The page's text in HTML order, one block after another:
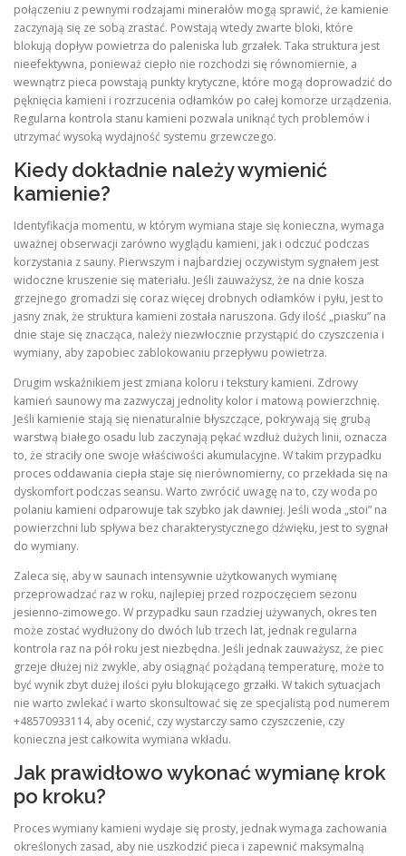
połączeniu z pewnymi rodzajami minerałów mogą sprawić, że kamienie
zaczynają się ze sobą zrastać. Powstają wtedy zwarte bloki, które
blokują dopływ powietrza do paleniska lub grzałek. Taka struktura jest
nieefektywna, ponieważ ciepło nie rozchodzi się równomiernie, a
wewnątrz pieca powstają punkty krytyczne, które mogą doprowadzić do
pęknięcia kamieni i rozrzucenia odłamków po całej komorze urządzenia.
Regularna kontrola stanu kamieni pozwala uniknąć tych problemów i
utrzymać wysoką wydajność systemu grzewczego.
Kiedy dokładnie należy wymienić
kamienie?
Identyfikacja momentu, w którym wymiana staje się konieczna, wymaga
uważnej obserwacji zarówno wyglądu kamieni, jak i odczuć podczas
korzystania z sauny. Pierwszym i najbardziej oczywistym sygnałem jest
widoczne kruszenie się materiału. Jeśli zauważysz, że na dnie kosza
grzejnego gromadzi się coraz więcej drobnych odłamków i pyłu, jest to
jasny znak, że struktura kamieni została naruszona. Gdy ilość „piasku” na
dnie staje się znacząca, należy niezwłocznie przystąpić do czyszczenia i
wymiany, aby zapobiec zablokowaniu przepływu powietrza.
Drugim wskaźnikiem jest zmiana koloru i tekstury kamieni. Zdrowy
kamień saunowy ma zazwyczaj jednolity kolor i matową powierzchnię.
Jeśli kamienie stają się nienaturalnie błyszczące, pokrywają się grubą
warstwą białego osadu lub zaczynają pękać wzdłuż dużych linii, oznacza
to, że straciły one swoje właściwości akumulacyjne. W takim przypadku
proces oddawania ciepła staje się nierównomierny, co przekłada się na
dyskomfort podczas seansu. Warto zwrócić uwagę na to, czy woda po
polaniu kamieni odparowuje tak szybko jak dawniej. Jeśli woda „stoi” na
powierzchni lub spływa bez charakterystycznego dźwięku, jest to sygnał
do wymiany.
Zaleca się, aby w saunach intensywnie użytkowanych wymianę
przeprowadzać raz w roku, najlepiej przed rozpoczęciem sezonu
jesienno-zimowego. W przypadku saun rzadziej używanych, okres ten
może zostać wydłużony do dwóch lub trzech lat, jednak regularna
kontrola raz na pół roku jest niezbędna. Jeśli jednak zauważysz, że piec
grzeje dłużej niż zwykle, aby osiągnąć pożądaną temperaturę, może to
być wynik zbyt dużej ilości pyłu blokującego grzałki. W takich sytuacjach
nie warto zwlekać i warto skonsultować się ze specjalistą pod numerem
+48570933114, aby ocenić, czy wystarczy samo czyszczenie, czy
konieczna jest całkowita wymiana wkładu.
Jak prawidłowo wykonać wymianę krok
po kroku?
Proces wymiany kamieni wydaje się prosty, jednak wymaga zachowania
określonych zasad, aby nie uszkodzić pieca i zapewnić maksymalną